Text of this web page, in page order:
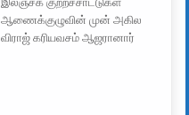
ஆணைக்குழுவின் முன் அகில
விராஜ் கரியவசம் ஆஜரானார்